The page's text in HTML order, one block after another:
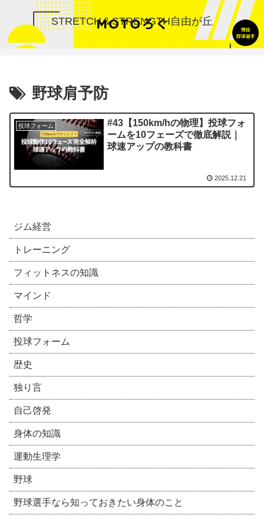
STRETCH＆STRENGTH自由が丘
野球肩予防
投球フォーム
#43【150km/hの物理】投球フォ
ームを10フェーズで徹底解説｜
球速アップの教科書
2025.12.21
ジム経営
トレーニング
フィットネスの知識
マインド
哲学
投球フォーム
歴史
独り言
自己啓発
身体の知識
運動生理学
野球
野球選手なら知っておきたい身体のこと